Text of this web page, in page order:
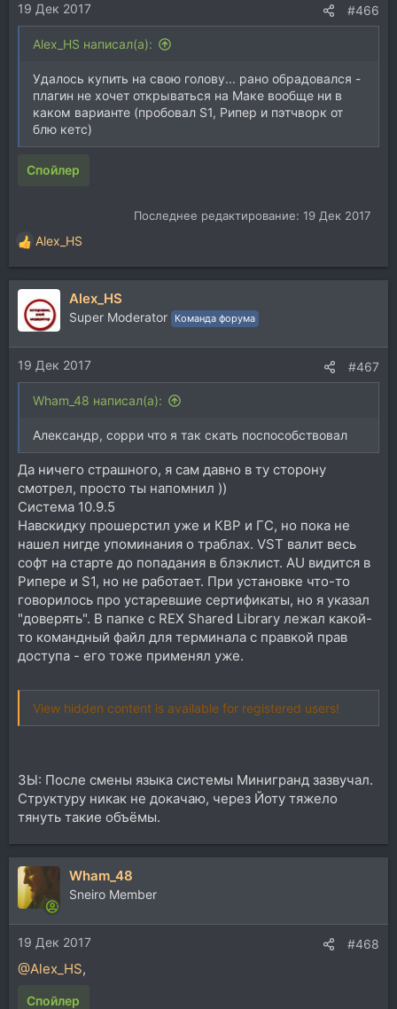
19 Дек 2017 #466
Alex_HS написал(а):
Удалось купить на свою голову... рано обрадовался -
плагин не хочет открываться на Маке вообще ни в
каком варианте (пробовал S1, Рипер и пэтчворк от
блю кетс)
Спойлер
Последнее редактирование: 19 Дек 2017
Р
е
а
ц
и
и
:
Alex_HS
Alex_HS
Super Moderator Команда форума
19 Дек 2017 #467
Wham_48 написал(а):
Александр, сорри что я так скать поспособствовал
Да ничего страшного, я сам давно в ту сторону
смотрел, просто ты напомнил ))
Система 10.9.5
Навскидку прошерстил уже и КВР и ГС, но пока не
нашел нигде упоминания о траблах. VST валит весь
софт на старте до попадания в блэклист. AU видится в
Рипере и S1, но не работает. При установке что-то
говорилось про устаревшие сертификаты, но я указал
"доверять". В папке с REX Shared Library лежал какой-
то командный файл для терминала с правкой прав
доступа - его тоже применял уже.
View hidden content is available for registered users!
ЗЫ: После смены языка системы Минигранд зазвучал.
Структуру никак не докачаю, через Йоту тяжело
тянуть такие объёмы.
Wham_48
Sneiro Member
19 Дек 2017 #468
@Alex_HS,
Спойлер